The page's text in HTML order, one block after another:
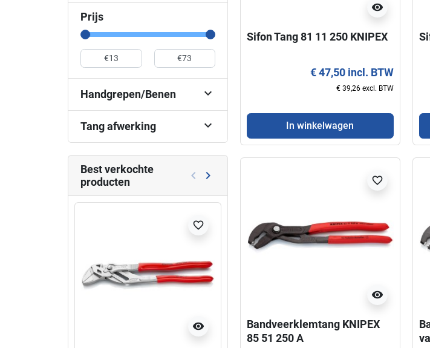
Prijs
Handgrepen/Benen 
Tang afwerking 
Best verkochte
producten
Vorige
keyboard_arrow_left Volgende
keyboard_arrow_right
visibility
favorite_border
visibility
favorite_border
visibility
Sifon Tang 81 11 250 KNIPEX
€ 47,50 incl. BTW
€ 39,26 excl. BTW
In winkelwagen
visibility
favorite_border
Bandveerklemtang KNIPEX
85 51 250 A